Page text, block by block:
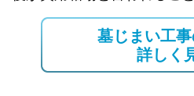
墓じまい工
詳しく